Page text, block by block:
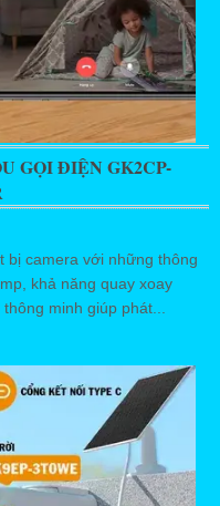
GỌI ĐIỆN GK2CP-
bị camera với những thông
khả năng quay xoay
minh giúp phát...